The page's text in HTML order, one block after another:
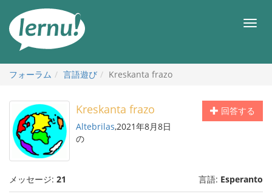
メ
フォーラム
言語遊び Kreskanta frazo
回答する
Kreskanta frazo
Altebrilas,2021年8月8日
の
メッセージ: 21 言語: Esperanto